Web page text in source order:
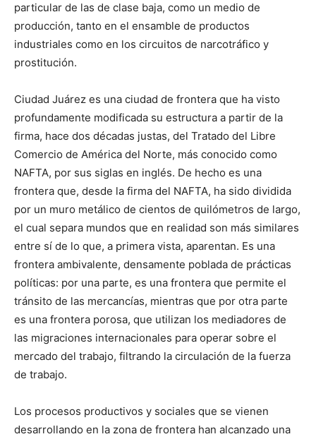
particular de las de clase baja, como un medio de
producción, tanto en el ensamble de productos
industriales como en los circuitos de narcotráfico y
prostitución.
Ciudad Juárez es una ciudad de frontera que ha visto
profundamente modificada su estructura a partir de la
firma, hace dos décadas justas, del Tratado del Libre
Comercio de América del Norte, más conocido como
NAFTA, por sus siglas en inglés. De hecho es una
frontera que, desde la firma del NAFTA, ha sido dividida
por un muro metálico de cientos de quilómetros de largo,
el cual separa mundos que en realidad son más similares
entre sí de lo que, a primera vista, aparentan. Es una
frontera ambivalente, densamente poblada de prácticas
políticas: por una parte, es una frontera que permite el
tránsito de las mercancías, mientras que por otra parte
es una frontera porosa, que utilizan los mediadores de
las migraciones internacionales para operar sobre el
mercado del trabajo, filtrando la circulación de la fuerza
de trabajo.
Los procesos productivos y sociales que se vienen
desarrollando en la zona de frontera han alcanzado una